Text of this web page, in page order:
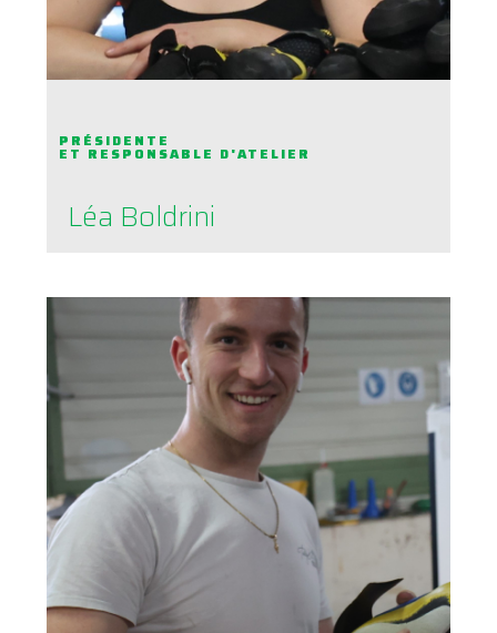
PRÉSIDENTE
ET RESPONSABLE D'ATELIER
Léa Boldrini